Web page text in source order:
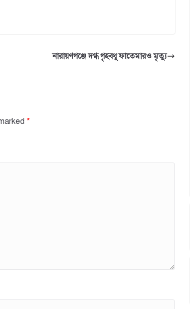
নারায়ণগঞ্জে দগ্ধ গৃহবধূ ফাতেমারও মৃত্যু
*